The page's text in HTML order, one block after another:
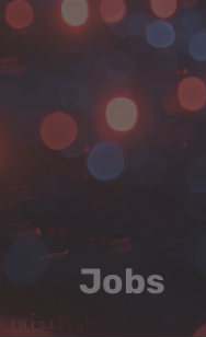
Jobs